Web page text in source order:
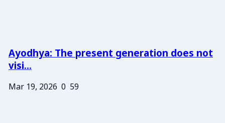
Ayodhya: The present generation does not
visi...
Mar 19, 2026 0 59